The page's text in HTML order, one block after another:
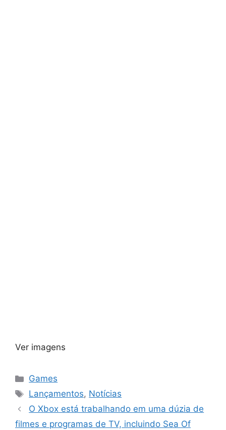
Ver imagens
Categorias
Games
Tags
Lançamentos, Notícias
O Xbox está trabalhando em uma dúzia de
filmes e programas de TV, incluindo Sea Of